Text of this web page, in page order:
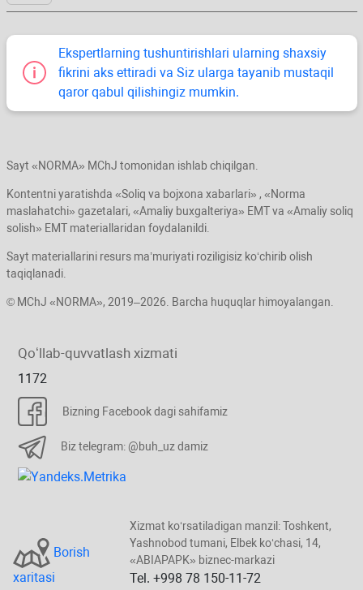
Ekspertlarning tushuntirishlari ularning shaхsiy
fikrini aks ettiradi va Siz ularga tayanib mustaqil
qaror qabul qilishingiz mumkin.
Sayt «NORMA» MChJ tomonidan ishlab chiqilgan.
Kontentni yaratishda «Soliq va bojхona хabarlari» , «Norma
maslahatchi» gazetalari, «Amaliy buхgalteriya» EMT va «Amaliy soliq
solish» EMT materiallaridan foydalanildi.
Sayt materiallarini resurs ma’muriyati roziligisiz koʻchirib olish
taqiqlanadi.
© MChJ «NORMA», 2019–2026. Barcha huquqlar himoyalangan.
Qoʻllab-quvvatlash хizmati
1172
Bizning Facebook dagi sahifamiz
Biz telegram: @buh_uz damiz
Borish
хaritasi
Xizmat koʻrsatiladigan manzil: Toshkent,
Yashnobod tumani, Elbek koʻchasi, 14,
«ABIAPAPK» biznec-markazi
Tel. +998 78 150-11-72